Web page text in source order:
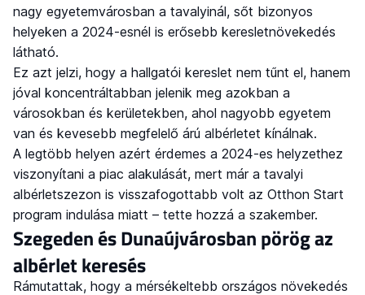
nagy egyetemvárosban a tavalyinál, sőt bizonyos
helyeken a 2024-esnél is erősebb keresletnövekedés
látható.
Ez azt jelzi, hogy a hallgatói kereslet nem tűnt el, hanem
jóval koncentráltabban jelenik meg azokban a
városokban és kerületekben, ahol nagyobb egyetem
van és kevesebb megfelelő árú albérletet kínálnak.
A legtöbb helyen azért érdemes a 2024-es helyzethez
viszonyítani a piac alakulását, mert már a tavalyi
albérletszezon is visszafogottabb volt az Otthon Start
program indulása miatt – tette hozzá a szakember.
Szegeden és Dunaújvárosban pörög az
albérlet keresés
Rámutattak, hogy a mérsékeltebb országos növekedés